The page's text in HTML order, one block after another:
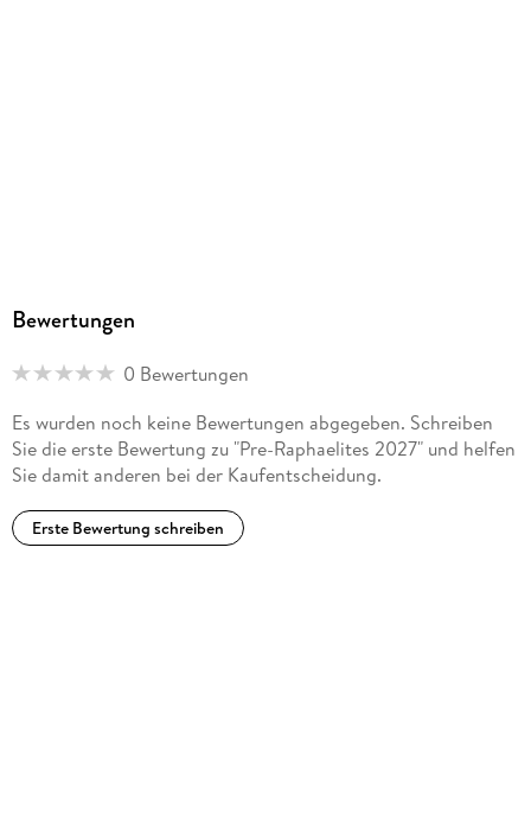
Bewertungen
0 Bewertungen
Es wurden noch keine Bewertungen abgegeben. Schreiben
Sie die erste Bewertung zu "Pre-Raphaelites 2027" und helfen
Sie damit anderen bei der Kaufentscheidung.
Erste Bewertung schreiben